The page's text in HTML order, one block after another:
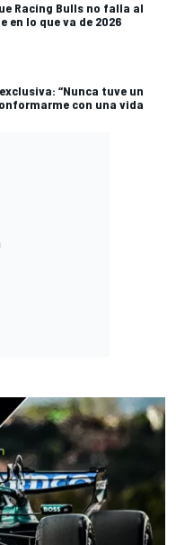
Racing Bulls no falla al
en lo que va de 2026
“Nunca tuve un
con una vida